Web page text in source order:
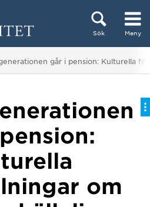
Sök Meny
går i pension: Kulturella
om